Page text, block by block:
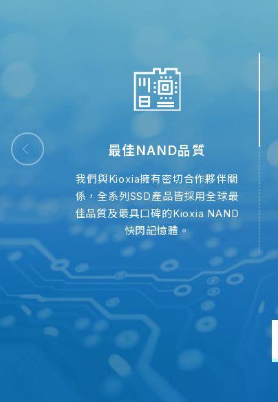
整合
最佳NAND品質
我們與Kioxia擁有密切合作夥伴關
係，全系列SSD產品皆採用全球最
佳品質及最具口碑的Kioxia NAND
快閃記憶體。